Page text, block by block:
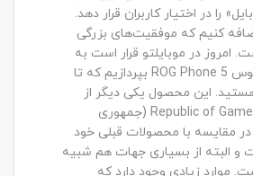
را در اختیار کاربران قرار دهد.
اضافه کنیم که موفقیت‌های بزرگی
در موبایلتو قرار است به
نقد و بررسی ایسوس ROG Phone 5 بپردازیم که تا
این محصول یکی دیگر از
اعضای خانواده Republic of Gamers (جمهوری
مقایسه با محصولات قبلی خود
البته از بسیاری جهات هم شبیه
موارد زیادی وجود دارد که